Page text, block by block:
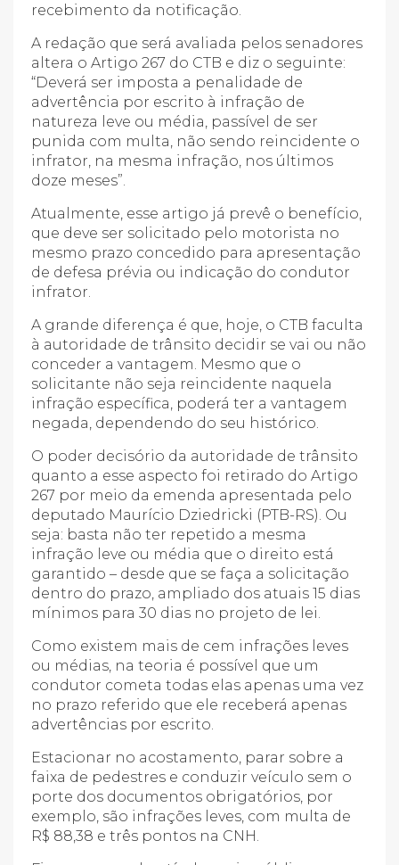
recebimento da notificação.
A redação que será avaliada pelos senadores
altera o Artigo 267 do CTB e diz o seguinte:
“Deverá ser imposta a penalidade de
advertência por escrito à infração de
natureza leve ou média, passível de ser
punida com multa, não sendo reincidente o
infrator, na mesma infração, nos últimos
doze meses”.
Atualmente, esse artigo já prevê o benefício,
que deve ser solicitado pelo motorista no
mesmo prazo concedido para apresentação
de defesa prévia ou indicação do condutor
infrator.
A grande diferença é que, hoje, o CTB faculta
à autoridade de trânsito decidir se vai ou não
conceder a vantagem. Mesmo que o
solicitante não seja reincidente naquela
infração específica, poderá ter a vantagem
negada, dependendo do seu histórico.
O poder decisório da autoridade de trânsito
quanto a esse aspecto foi retirado do Artigo
267 por meio da emenda apresentada pelo
deputado Maurício Dziedricki (PTB-RS). Ou
seja: basta não ter repetido a mesma
infração leve ou média que o direito está
garantido – desde que se faça a solicitação
dentro do prazo, ampliado dos atuais 15 dias
mínimos para 30 dias no projeto de lei.
Como existem mais de cem infrações leves
ou médias, na teoria é possível que um
condutor cometa todas elas apenas uma vez
no prazo referido que ele receberá apenas
advertências por escrito.
Estacionar no acostamento, parar sobre a
faixa de pedestres e conduzir veículo sem o
porte dos documentos obrigatórios, por
exemplo, são infrações leves, com multa de
R$ 88,38 e três pontos na CNH.